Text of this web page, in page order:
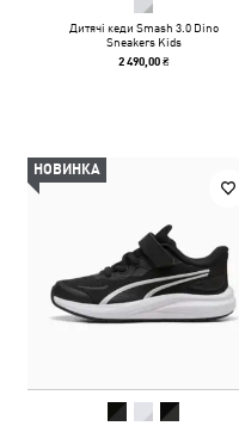
Дитячі кеди Smash 3.0 Dino
Sneakers Kids
2 490,00 ₴
НОВИНКА